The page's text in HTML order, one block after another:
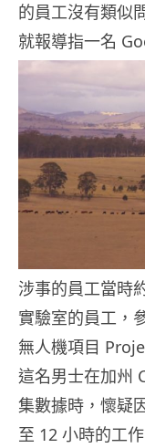
的員工沒有類似
就報導指一名
涉事的員工當時
實驗室的員工，
無人機項目
這名男士在加州
集數據時，懷疑
至 12 小時的工